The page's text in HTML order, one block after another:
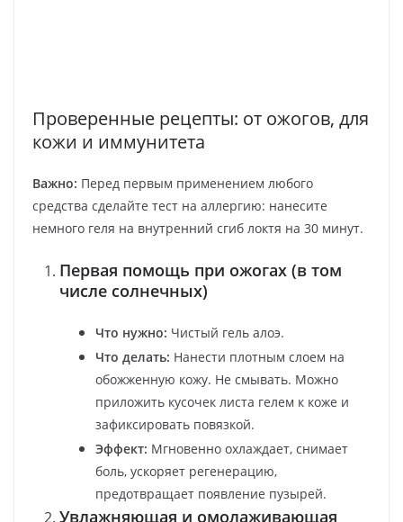
Проверенные рецепты: от ожогов, для
кожи и иммунитета
Важно: Перед первым применением любого
средства сделайте тест на аллергию: нанесите
немного геля на внутренний сгиб локтя на 30 минут.
Первая помощь при ожогах (в том
числе солнечных)
Что нужно: Чистый гель алоэ.
Что делать: Нанести плотным слоем на
обожженную кожу. Не смывать. Можно
приложить кусочек листа гелем к коже и
зафиксировать повязкой.
Эффект: Мгновенно охлаждает, снимает
боль, ускоряет регенерацию,
предотвращает появление пузырей.
Увлажняющая и омолаживающая